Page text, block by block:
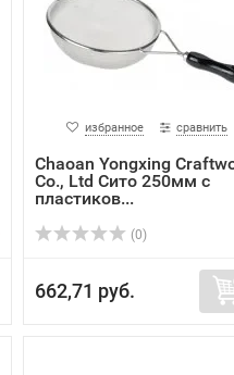
избранное сравнить
Chaoan Yongxing
Co., Ltd Сито 250мм с
пластиков...
(0)
662,71 руб.